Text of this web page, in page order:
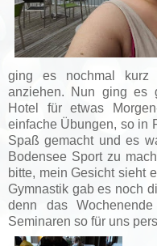
ging es nochmal kurz
anziehen. Nun ging es
Hotel für etwas
einfache Übungen, so in
Spaß gemacht und es
Bodensee Sport zu
bitte, mein Gesicht sieht
Gymnastik gab es noch
denn das
Seminaren so für uns